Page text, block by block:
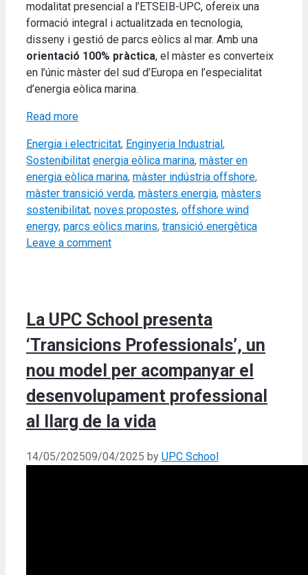
modalitat presencial a l’ETSEIB-UPC, ofereix una
formació integral i actualitzada en tecnologia,
disseny i gestió de parcs eòlics al mar. Amb una
orientació 100% pràctica, el màster es converteix
en l’únic màster del sud d’Europa en l’especialitat
d’energia eòlica marina.
Read more
Categories
Energia i electricitat, Enginyeria Industrial ,
Sostenibilitat Tags
energia eòlica marina, màster en
energia eòlica marina, màster indústria offshore,
màster transició verda, màsters energia, màsters
sostenibilitat, noves propostes, offshore wind
energy, parcs eòlics marins, transició energètica
Leave a comment
La UPC School presenta
‘Transicions Professionals’, un
nou model per acompanyar el
desenvolupament professional
al llarg de la vida
14/05/202509/04/2025 by UPC School